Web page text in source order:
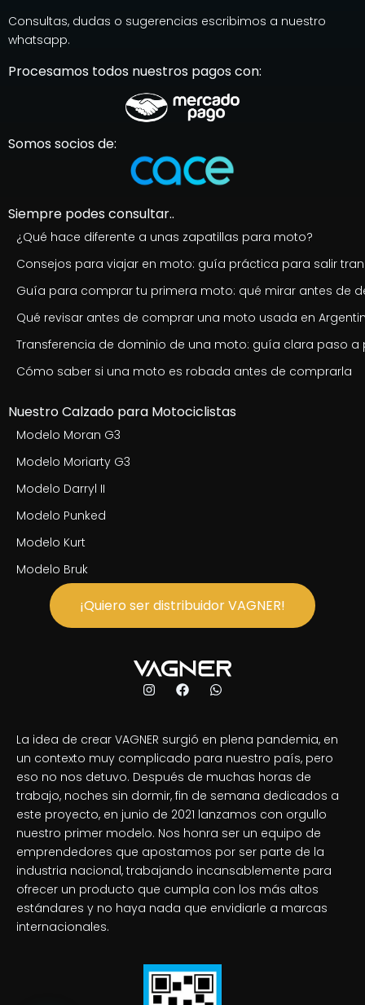
Consultas, dudas o sugerencias escribimos a nuestro
whatsapp.
Procesamos todos nuestros pagos con:
Somos socios de:
Siempre podes consultar..
¿Qué hace diferente a unas zapatillas para moto?
Consejos para viajar en moto: guía práctica para salir
Guía para comprar tu primera moto: qué mirar antes de
Qué revisar antes de comprar una moto usada en
Transferencia de dominio de una moto: guía clara paso a
Cómo saber si una moto es robada antes de comprarla
Nuestro Calzado para Motociclistas
Modelo Moran G3
Modelo Moriarty G3
Modelo Darryl II
Modelo Punked
Modelo Kurt
Modelo Bruk
¡Quiero ser distribuidor VAGNER!
La idea de crear VAGNER surgió en plena pandemia, en
un contexto muy complicado para nuestro país, pero
eso no nos detuvo. Después de muchas horas de
trabajo, noches sin dormir, fin de semana dedicados a
este proyecto, en junio de 2021 lanzamos con orgullo
nuestro primer modelo. Nos honra ser un equipo de
emprendedores que apostamos por ser parte de la
industria nacional, trabajando incansablemente para
ofrecer un producto que cumpla con los más altos
estándares y no haya nada que envidiarle a marcas
internacionales.